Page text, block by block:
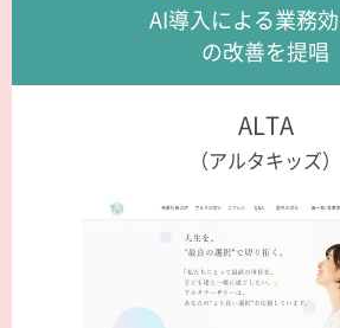
AI導入による業務
の改善を提唱
ALTA
（アルタキッズ）